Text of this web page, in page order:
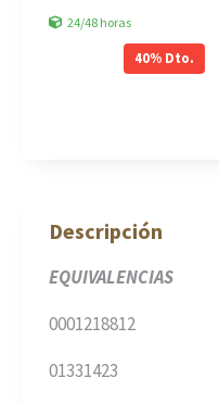
24/48 horas
40% Dto.
Descripción
EQUIVALENCIAS
0001218812
01331423